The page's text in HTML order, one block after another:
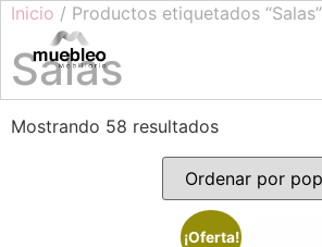
Inicio / Productos etiquetados “Salas”
Salas
Mostrando 58 resultados
¡Oferta!